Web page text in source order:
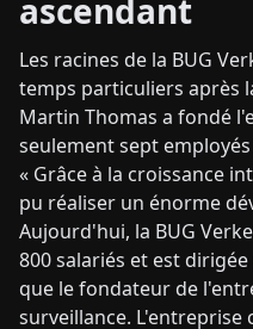
ascendant
Les racines de la BUG
temps particuliers après
Martin Thomas a fondé
seulement sept
« Grâce à la croissance
pu réaliser un énorme
Aujourd'hui, la BUG
800 salariés et est
que le fondateur de
surveillance. L'entreprise